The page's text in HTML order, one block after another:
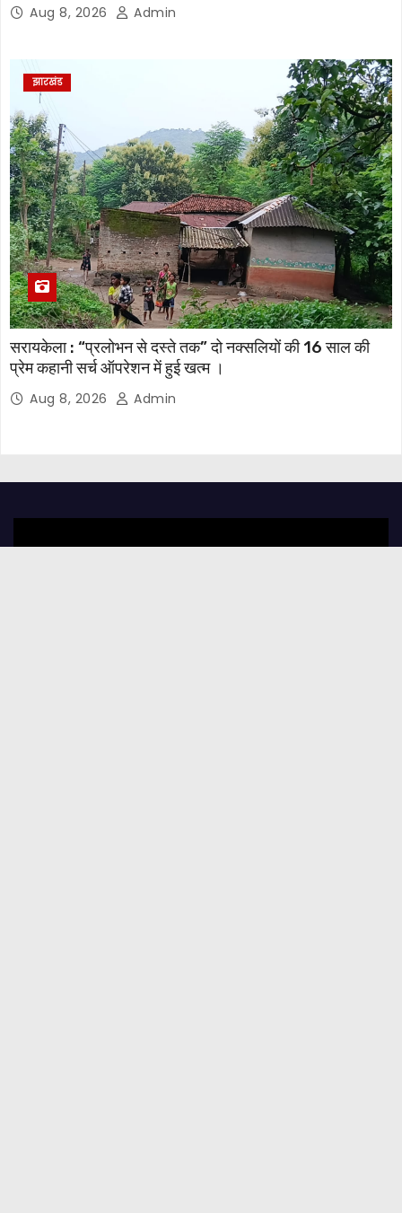
Aug 8, 2026 Admin
झारखंड
सरायकेला : “प्रलोभन से दस्ते तक” दो नक्सलियों की 16 साल की
प्रेम कहानी सर्च ऑपरेशन में हुई खत्म ।
Aug 8, 2026 Admin